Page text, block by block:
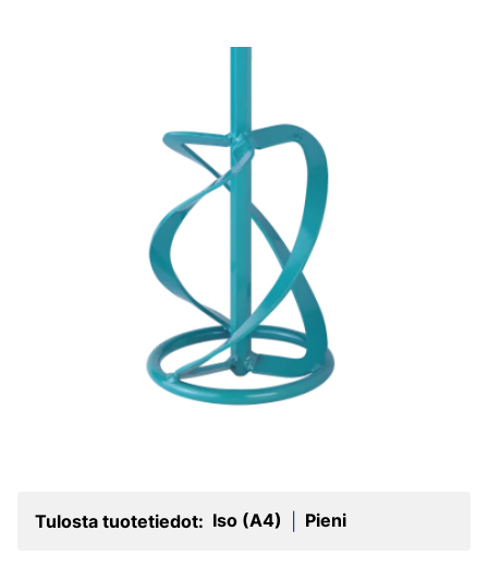
Tulosta tuotetiedot: Iso (A4) Pieni